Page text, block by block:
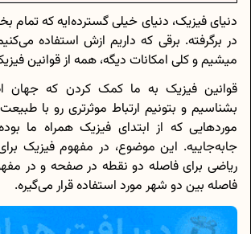
دنیای فیزیک، دنیای خیلی گسترده‌ایه که تمام
در برگرفته. برقی که داریم ازش استفاده
میشیم و کلی امکانات دیگه، همه از قوانین
قوانین فیزیک به ما کمک کردن که جهان
بشناسیم و بتونیم ارتباط موثرتری رو با طبیعت
موردهایی که از ابتدای فیزیک همراه ما
جابه‌جاییه. این موضوع، در مفهوم فیزیک
ریاضی برای فاصله دو نقطه در صفحه و در
فاصله بین دو شهر مورد استفاده قرار می‌گیره.